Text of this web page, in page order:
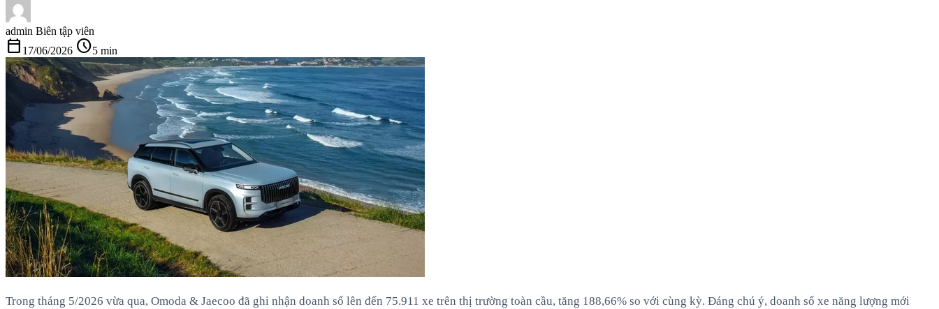
admin Biên tập viên
calendar_today 17/06/2026 schedule5 min
Trong tháng 5/2026 vừa qua, Omoda & Jaecoo đã ghi nhận doanh số lên đến 75.911 xe trên thị trường toàn cầu, tăng 188,66% so với cùng kỳ. Đáng chú ý, doanh số xe năng lượng mới